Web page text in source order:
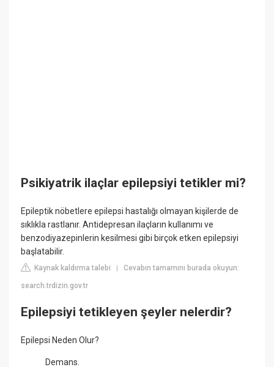
Psikiyatrik ilaçlar epilepsiyi tetikler mi?
Epileptik nöbetlere epilepsi hastalığı olmayan kişilerde de
sıklıkla rastlanır. Antidepresan ilaçların kullanımı ve
benzodiyazepinlerin kesilmesi gibi birçok etken epilepsiyi
başlatabilir.
Kaynak kaldırma talebi |Cevabın tamamını burada okuyun:
search.trdizin.gov.tr
Epilepsiyi tetikleyen şeyler nelerdir?
Epilepsi Neden Olur?
Demans.